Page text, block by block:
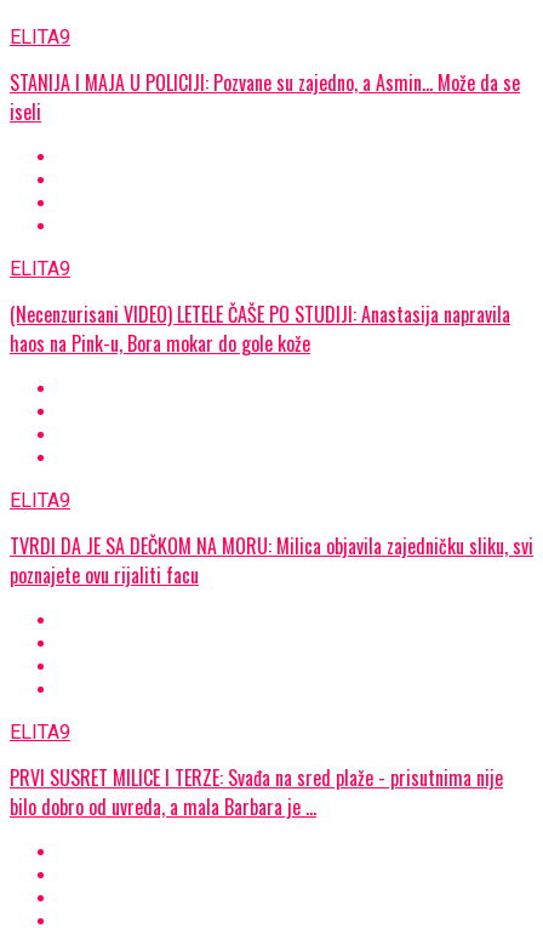
ELITA9
STANIJA I MAJA U POLICIJI: Pozvane su zajedno, a Asmin... Može da se
iseli
ELITA9
(Necenzurisani VIDEO) LETELE ČAŠE PO STUDIJI: Anastasija napravila
haos na Pink-u, Bora mokar do gole kože
ELITA9
TVRDI DA JE SA DEČKOM NA MORU: Milica objavila zajedničku sliku, svi
poznajete ovu rijaliti facu
ELITA9
PRVI SUSRET MILICE I TERZE: Svađa na sred plaže - prisutnima nije
bilo dobro od uvreda, a mala Barbara je ...